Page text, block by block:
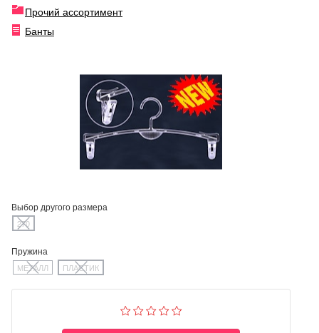
Прочий ассортимент
Банты
Выбор другого размера
270
Пружина
МЕТАЛЛ ПЛАСТИК